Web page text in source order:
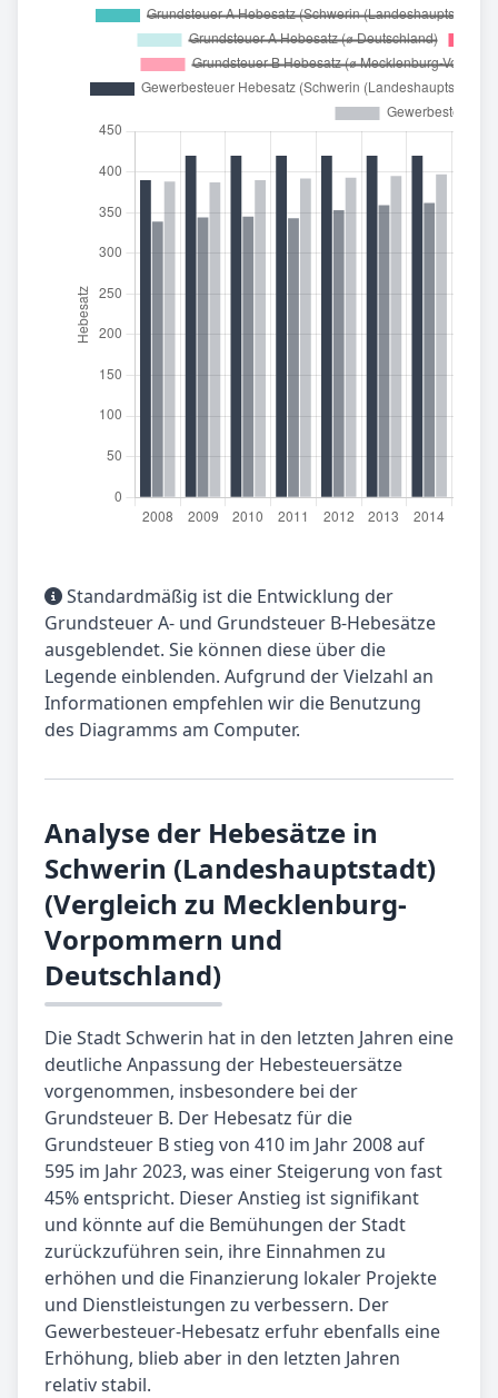
Standardmäßig ist die Entwicklung der
Grundsteuer A- und Grundsteuer B-Hebesätze
ausgeblendet. Sie können diese über die
Legende einblenden. Aufgrund der Vielzahl an
Informationen empfehlen wir die Benutzung
des Diagramms am Computer.
Analyse der Hebesätze in
Schwerin (Landeshauptstadt)
(Vergleich zu Mecklenburg-
Vorpommern und
Deutschland)
Die Stadt Schwerin hat in den letzten Jahren eine
deutliche Anpassung der Hebesteuersätze
vorgenommen, insbesondere bei der
Grundsteuer B. Der Hebesatz für die
Grundsteuer B stieg von 410 im Jahr 2008 auf
595 im Jahr 2023, was einer Steigerung von fast
45% entspricht. Dieser Anstieg ist signifikant
und könnte auf die Bemühungen der Stadt
zurückzuführen sein, ihre Einnahmen zu
erhöhen und die Finanzierung lokaler Projekte
und Dienstleistungen zu verbessern. Der
Gewerbesteuer-Hebesatz erfuhr ebenfalls eine
Erhöhung, blieb aber in den letzten Jahren
relativ stabil.